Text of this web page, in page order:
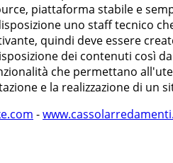
piattaforma stabile e
uno staff tecnico
quindi deve essere
dei contenuti così
che permettano
e la realizzazione di un
-